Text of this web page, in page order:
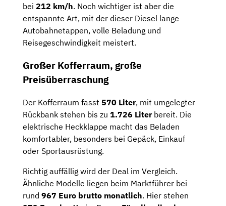
bei 212 km/h. Noch wichtiger ist aber die
entspannte Art, mit der dieser Diesel lange
Autobahnetappen, volle Beladung und
Reisegeschwindigkeit meistert.
Großer Kofferraum, große
Preisüberraschung
Der Kofferraum fasst 570 Liter, mit umgelegter
Rückbank stehen bis zu 1.726 Literbereit. Die
elektrische Heckklappe macht das Beladen
komfortabler, besonders bei Gepäck, Einkauf
oder Sportausrüstung.
Richtig auffällig wird der Deal im Vergleich.
Ähnliche Modelle liegen beim Marktführer bei
rund 967 Euro brutto monatlich. Hier stehen